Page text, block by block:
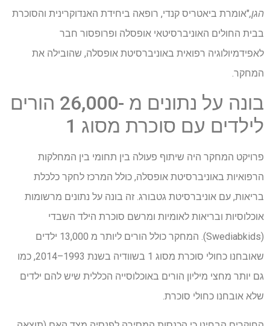
הגן,"אומרת ביאטריס קנדי, רופאה ביחידת האנדוקרינית והסוכרת
בבית החולים האוניברסיטאי אופסלה ופרופסור חבר
לאפידמיולוגיה רפואית באוניברסיטת אופסלה, שהובילה את
המחקר.
בונה על נתונים מ -26,000 הורים
לילדים עם סוכרת מסוג 1
פרויקט המחקר היה שיתוף פעולה בין תחומי בין המחלקות
הרפואיות באוניברסיטת אופסלה, כולל המרכז לחקר כלכלת
בריאות, עם אוניברסיטת גטבורג. זה בונה על נתונים מרשומות
אוכלוסיות ובריאות לאומיות ומרשם סוכרת הילד השבדי
(Swediabkids). המחקר כולל הורים ליותר מ 13,000 ילדים
שאובחנו כחולי סוכרת מסוג 1 בשוודיה בשנת 1993–2014, כמו
גם יותר מחצי מיליון הורים באוכלוסייה הכללית שיש להם ילדים
שלא אובחנו כחולי סוכרת.